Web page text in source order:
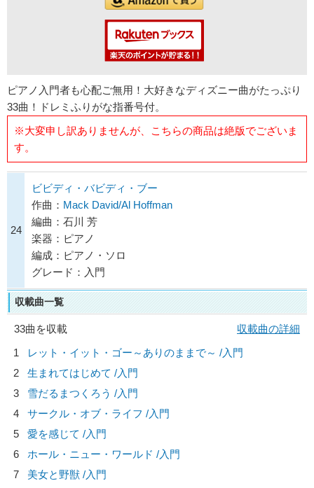
ピアノ入門者も心配ご無用！大好きなディズニー曲がたっぷり
33曲！ドレミふりがな指番号付。
※大変申し訳ありませんが、こちらの商品は絶版でございま
す。
24
ビビディ・バビディ・ブー
作曲： Mack David/Al Hoffman
編曲：石川 芳
楽器：ピアノ
編成：ピアノ・ソロ
グレード：入門
収載曲一覧
33曲を収載
収載曲の詳細
1
レット・イット・ゴー～ありのままで～ /入門
2
生まれてはじめて /入門
3
雪だるまつくろう /入門
4
サークル・オブ・ライフ /入門
5
愛を感じて /入門
6
ホール・ニュー・ワールド /入門
7
美女と野獣 /入門